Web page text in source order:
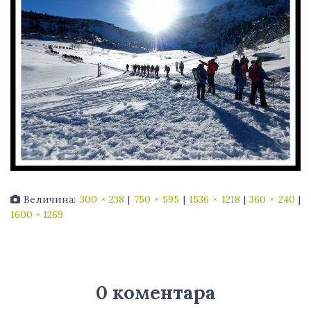
Величина: 300 × 238 | 750 × 595 | 1536 × 1218 | 360 × 240 |
1600 × 1269
0 коментара